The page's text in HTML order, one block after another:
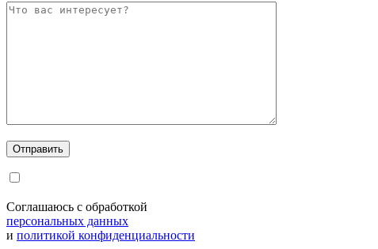
Соглашаюсь с обработкой
персональных данных
и политикой конфиденциальности